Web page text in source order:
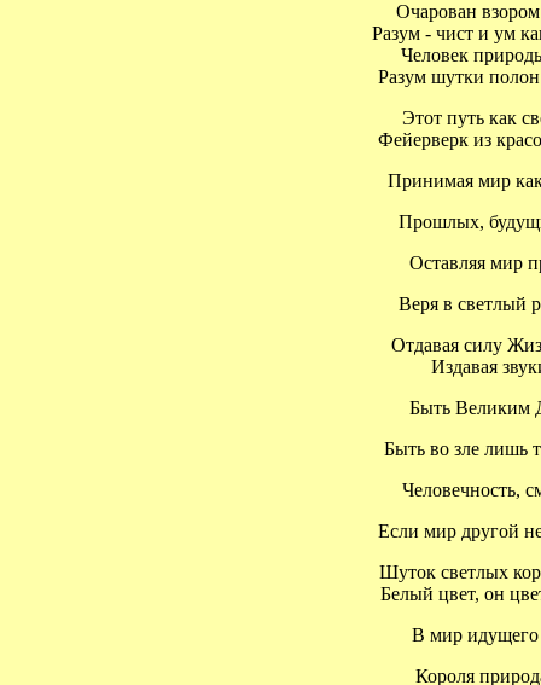
Очарован взором
Разум - чист и ум
Человек
Разум шутки
Этот путь как
Фейерверк из
Принимая мир как
Прошлых,
Оставляя мир
Веря в светлый
Отдавая силу
Издавая
Быть Великим
Быть во зле лишь
Человечность,
Если мир другой
Шуток светлых
Белый цвет, он
В мир идущего
Короля